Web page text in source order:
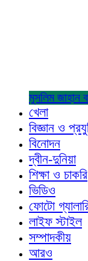
মুসলিম জাহান
খেলা
বিজ্ঞান ও
বিনোদন
দ্বীন-দুনিয়া
শিক্ষা ও চাকরি
ভিডিও
ফোটো
লাইফ স্টাইল
সম্পাদকীয়
আরও